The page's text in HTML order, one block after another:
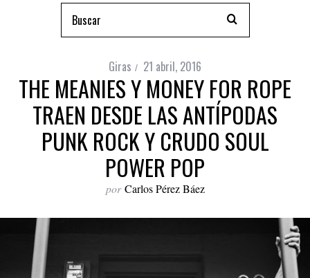
Giras 21 abril, 2016
THE MEANIES Y MONEY FOR ROPE
TRAEN DESDE LAS ANTÍPODAS
PUNK ROCK Y CRUDO SOUL
POWER POP
por Carlos Pérez Báez